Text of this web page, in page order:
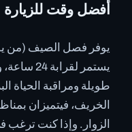
أفضل وقت للزيارة
يوفر فصل الصيف (من
يستمر
طويلة ومراقبة الحياة
الخريف، فيتميزان
الزوار. وإذا كنت